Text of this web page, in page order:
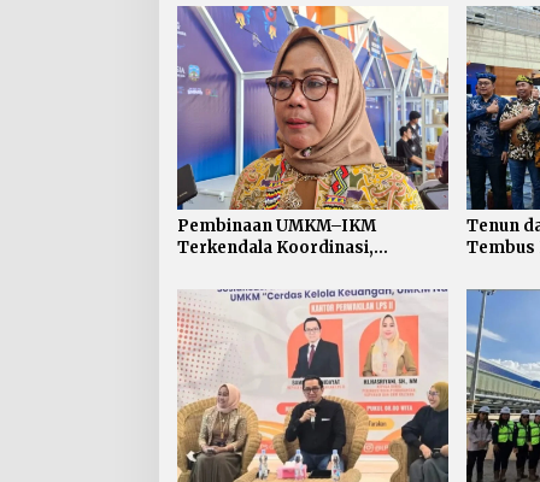
Pembinaan UMKM–IKM
Terkendala Koordinasi,
Suara
Tenun